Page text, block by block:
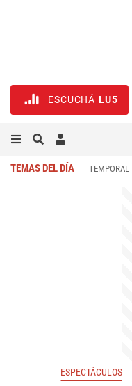
ESCUCHÁ LU5
TEMAS DEL DÍA TEMPORAL
ESPECTÁCULOS